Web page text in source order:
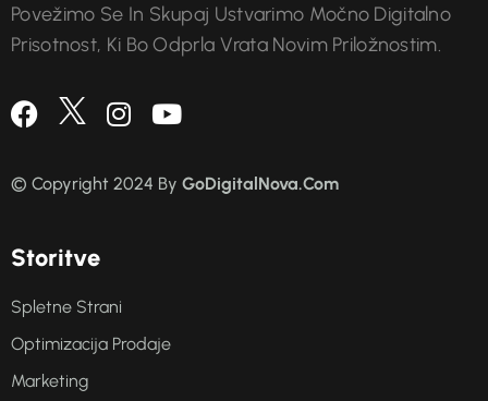
Povežimo Se In Skupaj Ustvarimo Močno Digitalno
Prisotnost, Ki Bo Odprla Vrata Novim Priložnostim.
© Copyright 2024 By GoDigitalNova.Com
Storitve
Spletne Strani
Optimizacija Prodaje
Marketing